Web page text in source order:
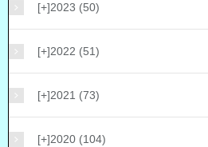
[+]2023 (50)
[+]2022 (51)
[+]2021 (73)
[+]2020 (104)